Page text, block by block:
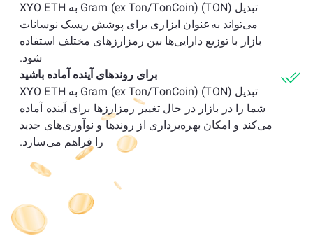
تبدیل Gram (ex Ton/TonCoin) (TON) به XYO ETH
می‌تواند به‌عنوان ابزاری برای پوشش ریسک نوسانات
بازار با توزیع دارایی‌ها بین رمزارزهای مختلف استفاده
شود.
برای روندهای آینده آماده باشید
تبدیل Gram (ex Ton/TonCoin) (TON) به XYO ETH
شما را در بازار در حال تغییر رمزارزها برای آینده آماده
می‌کند و امکان بهره‌برداری از روندها و نوآوری‌های جدید
را فراهم می‌سازد.